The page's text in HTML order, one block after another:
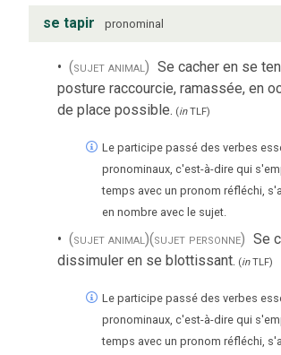
se tapir pronominal
(sujet animal) Se cacher en se
posture raccourcie, ramassée, en
de place possible. (inTLF)
Le participe passé des verbes
pronominaux, c'est-à-dire qui
temps avec un pronom réfléchi,
en nombre avec le sujet.
(sujet animal)(sujet personne) Se
dissimuler en se blottissant. (inTLF)
Le participe passé des verbes
pronominaux, c'est-à-dire qui
temps avec un pronom réfléchi,